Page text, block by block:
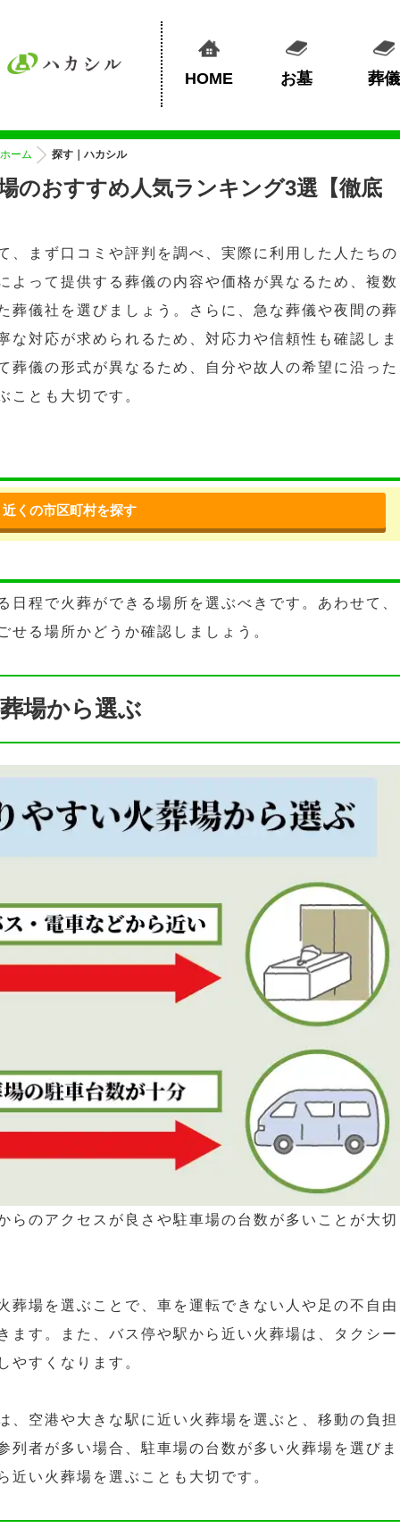
HOME お墓 葬儀
ホーム 探す｜ハカシル
のおすすめ人気ランキング3選【徹底
、まず口コミや評判を調べ、実際に利用した人たちの
よって提供する葬儀の内容や価格が異なるため、複数
葬儀社を選びましょう。さらに、急な葬儀や夜間の葬
な対応が求められるため、対応力や信頼性も確認しま
葬儀の形式が異なるため、自分や故人の希望に沿った
ことも大切です。
近くの市区町村を探す
日程で火葬ができる場所を選ぶべきです。あわせて、
せる場所かどうか確認しましょう。
場から選ぶ
らのアクセスが良さや駐車場の台数が多いことが大切
葬場を選ぶことで、車を運転できない人や足の不自由
ます。また、バス停や駅から近い火葬場は、タクシー
やすくなります。
、空港や大きな駅に近い火葬場を選ぶと、移動の負担
列者が多い場合、駐車場の台数が多い火葬場を選びま
近い火葬場を選ぶことも大切です。